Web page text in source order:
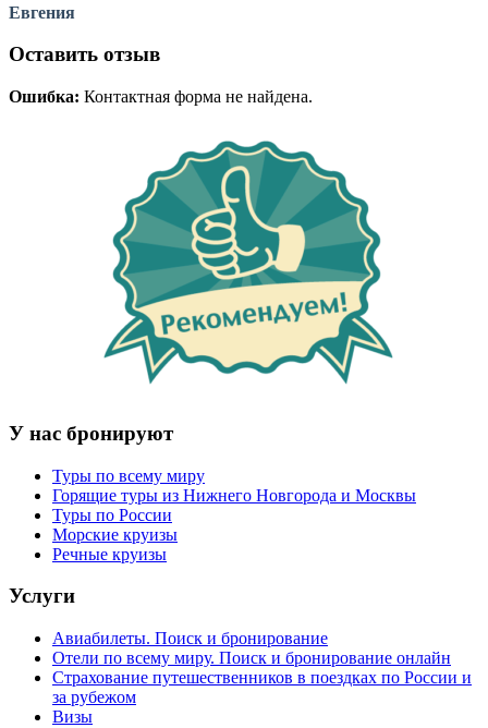
Евгения
Оставить отзыв
Ошибка: Контактная форма не найдена.
У нас бронируют
Туры по всему миру
Горящие туры из Нижнего Новгорода и Москвы
Туры по России
Морские круизы
Речные круизы
Услуги
Авиабилеты. Поиск и бронирование
Отели по всему миру. Поиск и бронирование онлайн
Страхование путешественников в поездках по России и
за рубежом
Визы